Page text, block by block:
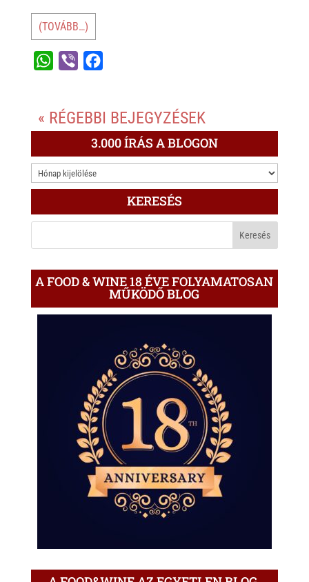
(TOVÁBB…)
t
A
p
e
b
o
« RÉGEBBI BEJEGYZÉSEK
3.000 ÍRÁS A BLOGON
3.000
ÍRÁS
KERESÉS
A FOOD & WINE 18 ÉVE FOLYAMATOSAN
MŰKÖDŐ BLOG